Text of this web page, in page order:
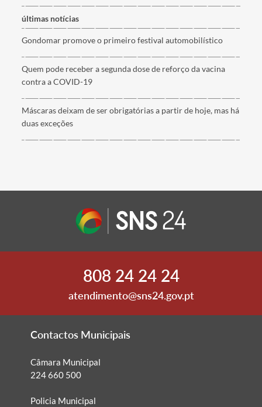
últimas notícias
Gondomar promove o primeiro festival automobilístico
Quem pode receber a segunda dose de reforço da vacina
contra a COVID-19
Máscaras deixam de ser obrigatórias a partir de hoje, mas há
duas exceções
808 24 24 24
atendimento@sns24.gov.pt
Contactos Municipais
Câmara Municipal
224 660 500
Policia Municipal